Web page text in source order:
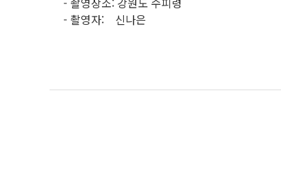
- 촬영자: 신나은